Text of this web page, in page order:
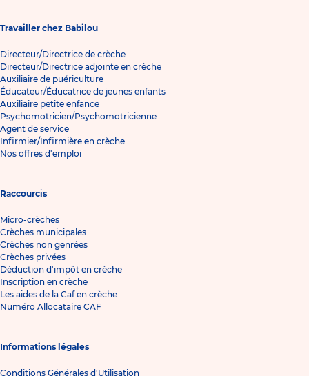
Travailler chez Babilou
Directeur/Directrice de crèche
Directeur/Directrice adjointe en crèche
Auxiliaire de puériculture
Éducateur/Éducatrice de jeunes enfants
Auxiliaire petite enfance
Psychomotricien/Psychomotricienne
Agent de service
Infirmier/Infirmière en crèche
Nos offres d'emploi
Raccourcis
Micro-crèches
Crèches municipales
Crèches non genrées
Crèches privées
Déduction d'impôt en crèche
Inscription en crèche
Les aides de la Caf en crèche
Numéro Allocataire CAF
Informations légales
Conditions Générales d'Utilisation